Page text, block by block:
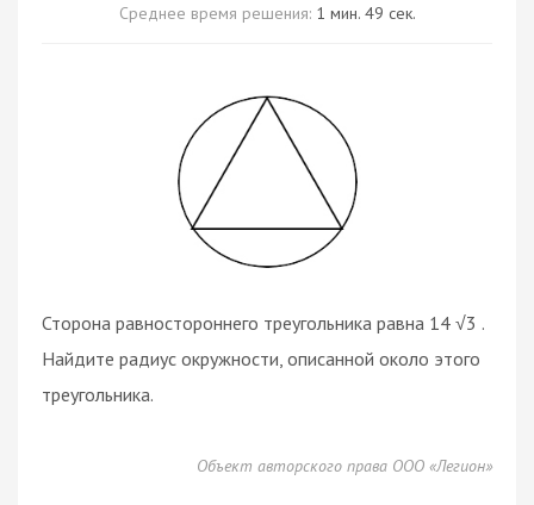
Среднее время решения: 1 мин. 49 сек.
Сторона равностороннего треугольника равна 14 √3 .
Найдите радиус окружности, описанной около этого
треугольника.
Объект авторского права ООО «Легион»